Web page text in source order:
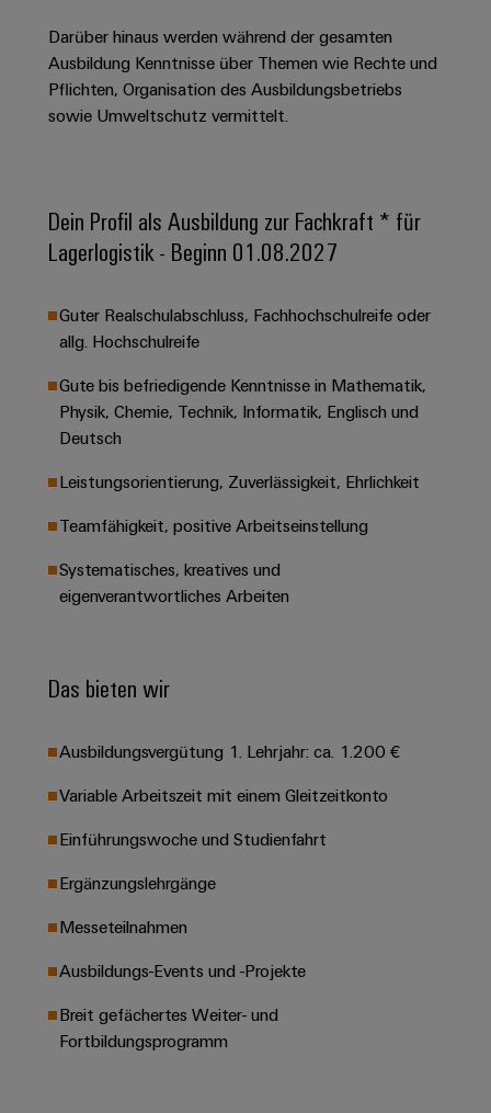
Energieerzeugung
Zukunftssicherheit
für
bewährte
Energieerzeugung
verschiedene
Segmente
der
und
Fabrikautomation
Öl
&
Gas
Betrieb
vernetzten
Lösungen
die
Prozessindustrie
Ressourceneffizienz
Lösungen
die
im
Schienenfahrzeuge
Moderne
digitale
Lösungen
für
Dezentrale
Automatisierung
Energiemanagement-
&
Automation
Software
Industrial
Analytics
Industrial
Automation
IoT
Industrial
Security
Industrial
easyConnect
EZA-
Regler
Gerätehersteller
Leiterplattensteckverbinder
&
Connector
Services
Überspannungsschutz
PV
Generatoranschlusskasten
Automatisierung
Steuerungen
I/O-
Systeme
Ethernet
Touch-
Panels
Visualisierungstools
und
Metering
Weidmüller
Industrial
Access
&
Cloud-
Engineering
Daten
Reparatur
und
Ersatzteile
Trainings
und
PSIRT
Digitale
Bestellmöglichkeiten
eShop
EDI-
SERVICES
Unsere
Partner
Automation
Partner
Netzwerk
IIoT
and
Automation
Solution
Partner
Partner
-
Systemintegratoren
Messen
&
Messen
&
Studienplätze
Veranstaltungen
Workshops
für
Darüber hinaus werden während der gesamten
Ausbildung Kenntnisse über Themen wie Rechte und
Pflichten, Organisation des Ausbildungsbetriebs
sowie Umweltschutz vermittelt.
Dein Profil als Ausbildung zur Fachkraft * für
Lagerlogistik - Beginn 01.08.2027
Guter Realschulabschluss, Fachhochschulreife oder
allg. Hochschulreife
Gute bis befriedigende Kenntnisse in Mathematik,
Physik, Chemie, Technik, Informatik, Englisch und
Deutsch
Leistungsorientierung, Zuverlässigkeit, Ehrlichkeit
Teamfähigkeit, positive Arbeitseinstellung
Systematisches, kreatives und
eigenverantwortliches Arbeiten
Das bieten wir
Ausbildungsvergütung 1. Lehrjahr: ca. 1.200 €
Variable Arbeitszeit mit einem Gleitzeitkonto
Einführungswoche und Studienfahrt
Ergänzungslehrgänge
Messeteilnahmen
Ausbildungs-Events und -Projekte
Breit gefächertes Weiter- und
Fortbildungsprogramm